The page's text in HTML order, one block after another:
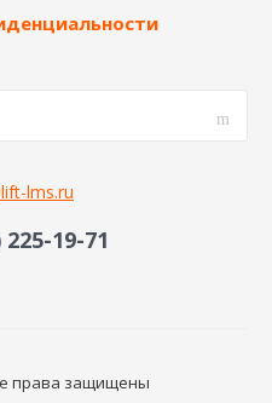
lms.ru
225-19-71
права защищены